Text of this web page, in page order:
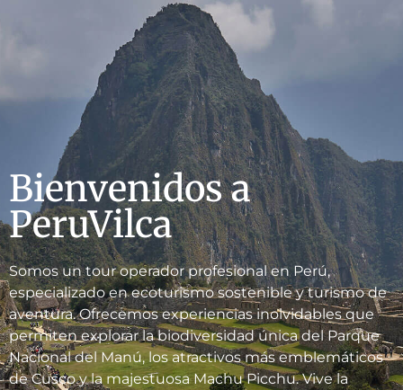
Bienvenidos a
PeruVilca
Somos un tour operador profesional en Perú,
especializado en ecoturismo sostenible y turismo de
aventura. Ofrecemos experiencias inolvidables que
permiten explorar la biodiversidad única del Parque
Nacional del Manú, los atractivos más emblemáticos
de Cusco y la majestuosa Machu Picchu. Vive la